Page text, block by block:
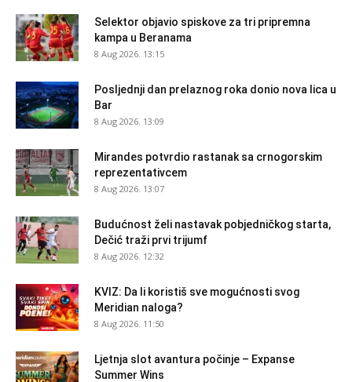
Selektor objavio spiskove za tri pripremna
kampa u Beranama
8 Aug 2026. 13:15
Posljednji dan prelaznog roka donio nova lica u
Bar
8 Aug 2026. 13:09
Mirandes potvrdio rastanak sa crnogorskim
reprezentativcem
8 Aug 2026. 13:07
Budućnost želi nastavak pobjedničkog starta,
Dečić traži prvi trijumf
8 Aug 2026. 12:32
KVIZ: Da li koristiš sve mogućnosti svog
Meridian naloga?
8 Aug 2026. 11:50
Ljetnja slot avantura počinje – Expanse
Summer Wins